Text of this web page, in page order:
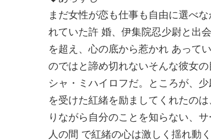
まだ女性が恋も仕事も自由に選べ
れていた許 婚、伊集院忍少尉と出
を超え、心の底から惹かれ あって
のではと諦め切れないそんな彼女
シャ・ミハイロフだ。ところが、
を受けた紅緒を励ましてくれたの
りながら自分のことを知らない、
人の間 で紅緒の心は激しく揺れ